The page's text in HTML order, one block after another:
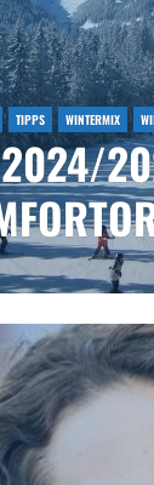
TIPPS WINTERMIX